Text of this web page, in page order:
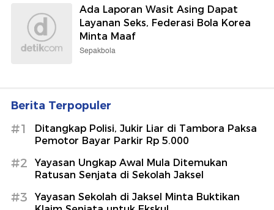
Ada Laporan Wasit Asing Dapat
Layanan Seks, Federasi Bola Korea
Minta Maaf
Sepakbola
Berita Terpopuler
#1
Ditangkap Polisi, Jukir Liar di Tambora Paksa
Pemotor Bayar Parkir Rp 5.000
#2
Yayasan Ungkap Awal Mula Ditemukan
Ratusan Senjata di Sekolah Jaksel
#3
Yayasan Sekolah di Jaksel Minta Buktikan